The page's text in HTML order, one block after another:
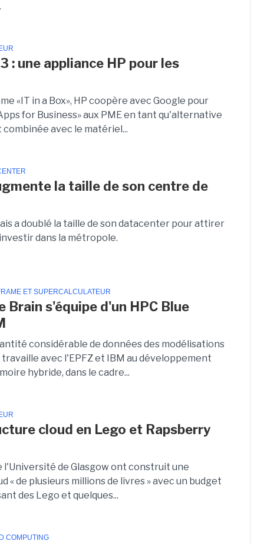
: une appliance HP pour les
«IT in a Box», HP coopère avec Google pour
for Business» aux PME en tant qu'alternative
combinée avec le matériel...
la taille de son centre de
a doublé la taille de son datacenter pour attirer
dans la métropole.
ET SUPERCALCULATEUR
Brain s'équipe d'un HPC Blue
considérable de données des modélisations
travaille avec l'EPFZ et IBM au développement
hybride, dans le cadre...
cloud en Lego et Rapsberry
l'Université de Glasgow ont construit une
« de plusieurs millions de livres » avec un budget
des Lego et quelques...
COMPUTING